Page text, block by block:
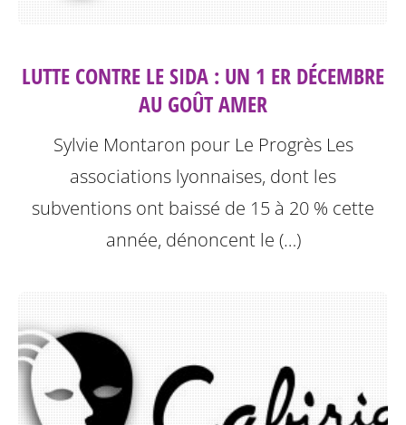
LUTTE CONTRE LE SIDA : UN 1 ER DÉCEMBRE
AU GOÛT AMER
Sylvie Montaron pour Le Progrès Les
associations lyonnaises, dont les
subventions ont baissé de 15 à 20 % cette
année, dénoncent le (…)